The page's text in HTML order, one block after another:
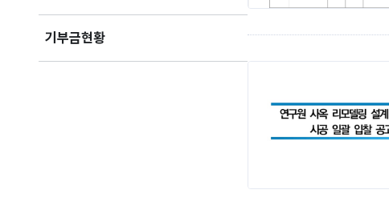
기부금현황